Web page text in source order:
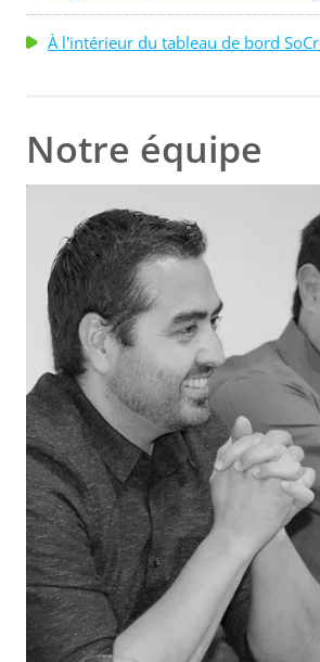
À l'intérieur du tableau de bord
Notre équipe